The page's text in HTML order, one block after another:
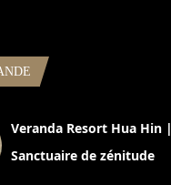
Veranda Resort Hua Hin |
Sanctuaire de zénitude